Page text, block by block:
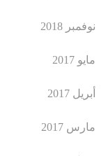
نوفمبر 2018
مايو 2017
أبريل 2017
مارس 2017